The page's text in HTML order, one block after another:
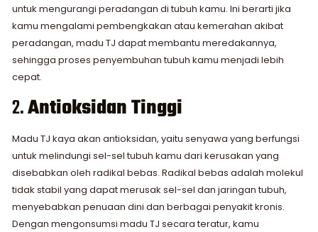
untuk mengurangi peradangan di tubuh kamu. Ini berarti jika
kamu mengalami pembengkakan atau kemerahan akibat
peradangan, madu TJ dapat membantu meredakannya,
sehingga proses penyembuhan tubuh kamu menjadi lebih
cepat.
2.Antioksidan Tinggi
Madu TJ kaya akan antioksidan, yaitu senyawa yang berfungsi
untuk melindungi sel-sel tubuh kamu dari kerusakan yang
disebabkan oleh radikal bebas. Radikal bebas adalah molekul
tidak stabil yang dapat merusak sel-sel dan jaringan tubuh,
menyebabkan penuaan dini dan berbagai penyakit kronis.
Dengan mengonsumsi madu TJ secara teratur, kamu